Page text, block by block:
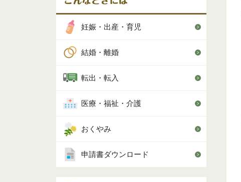
妊娠・出産・育児
結婚・離婚
転出・転入
医療・福祉・介護
おくやみ
申請書ダウンロード